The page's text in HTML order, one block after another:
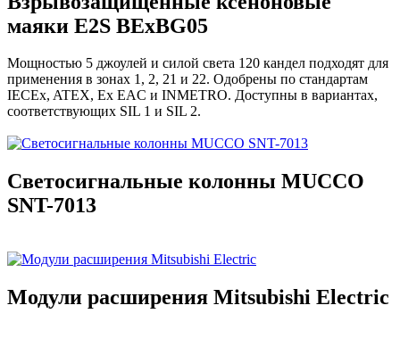
маяки E2S BExBG05
Мощностью 5 джоулей и силой света 120 кандел подходят для
применения в зонах 1, 2, 21 и 22. Одобрены по стандартам
IECEx, ATEX, Ex EAC и INMETRO. Доступны в вариантах,
соответствующих SIL 1 и SIL 2.
Светосигнальные колонны MUCCO
SNT-7013
Модули расширения Mitsubishi Electric